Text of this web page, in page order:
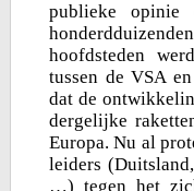
publieke
hoofdsteden
tussen de VSA
dat de
dergelijke
Europa. Nu al
leiders
…) tegen het